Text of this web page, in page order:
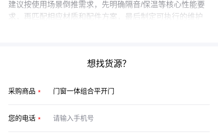
建议按使用场景倒推需求，先明确隔音/保温等核心性能要
求，再匹配相应材质和配件方案，最后制定可执行的维护
想找货源？
采购商品
您的电话